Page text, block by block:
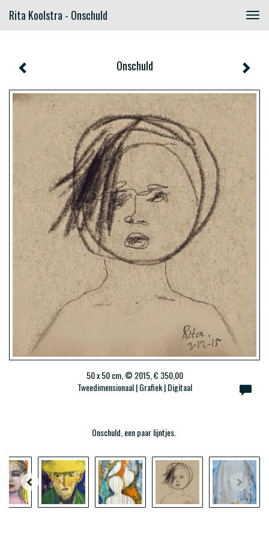
Rita Koolstra - Onschuld
Onschuld
50 x 50 cm, © 2015, € 350,00
Tweedimensionaal | Grafiek | Digitaal
Onschuld, een paar lijntjes.